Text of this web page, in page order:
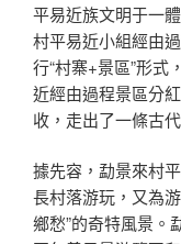
平易近族文明于一
村平易近小組經由
行“村寨+景區”形式
近經由過程景區分
收，走出了一條古
據先容，勐景來村
長村落游玩，又為
鄉愁”的奇特風景。